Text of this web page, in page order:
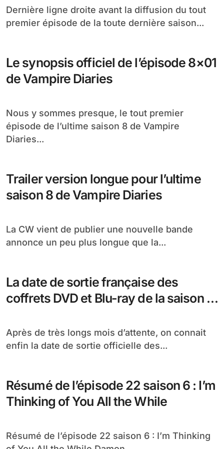
Dernière ligne droite avant la diffusion du tout
premier épisode de la toute dernière saison...
Le synopsis officiel de l’épisode 8×01
de Vampire Diaries
Nous y sommes presque, le tout premier
épisode de l’ultime saison 8 de Vampire
Diaries...
Trailer version longue pour l’ultime
saison 8 de Vampire Diaries
La CW vient de publier une nouvelle bande
annonce un peu plus longue que la...
La date de sortie française des
coffrets DVD et Blu-ray de la saison 6
Après de très longs mois d’attente, on connait
enfin la date de sortie officielle des...
Résumé de l’épisode 22 saison 6 : I’m
Thinking of You All the While
Résumé de l’épisode 22 saison 6 : I’m Thinking